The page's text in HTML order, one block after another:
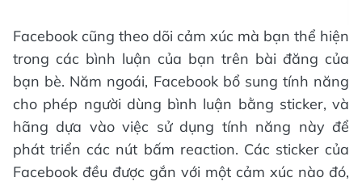
Facebook cũng theo dõi cảm xúc mà bạn thể hiện
trong các bình luận của bạn trên bài đăng của
bạn bè. Năm ngoái, Facebook bổ sung tính năng
cho phép người dùng bình luận bằng sticker, và
hãng dựa vào việc sử dụng tính năng này để
phát triển các nút bấm reaction. Các sticker của
Facebook đều được gắn với một cảm xúc nào đó,